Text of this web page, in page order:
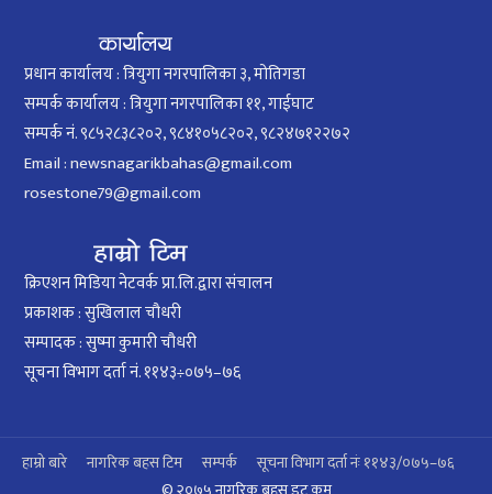
प्रधान कार्यालय : त्रियुगा नगरपालिका ३, मोतिगडा
सम्पर्क कार्यालय : त्रियुगा नगरपालिका ११, गाईघाट
सम्पर्क नं. ९८५२८३८२०२, ९८४१०५८२०२, ९८२४७१२२७२
Email : newsnagarikbahas@gmail.com
rosestone79@gmail.com
क्रिएशन मिडिया नेटवर्क प्रा.लि.द्वारा संचालन
प्रकाशक : सुखिलाल चौधरी
सम्पादक : सुष्मा कुमारी चौधरी
सूचना विभाग दर्ता नं. ११४३÷०७५–७६
हाम्रो बारे नागरिक बहस टिम सम्पर्क
सूचना विभाग दर्ता नंः ११४३/०७५–७६